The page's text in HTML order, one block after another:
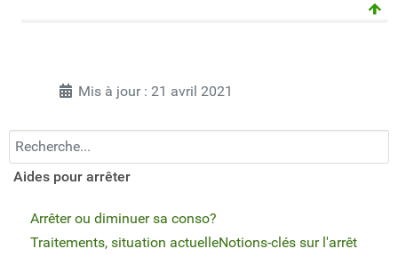
Mis à jour : 21 avril 2021
Recherchez...
Aides pour arrêter
Arrêter ou diminuer sa conso?
Traitements, situation actuelleNotions-clés sur l'arrêt